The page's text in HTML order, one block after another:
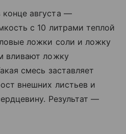
августа —
с 10 литрами теплой
ложки соли и ложку
вливают ложку
смесь заставляет
внешних листьев и
Результат —